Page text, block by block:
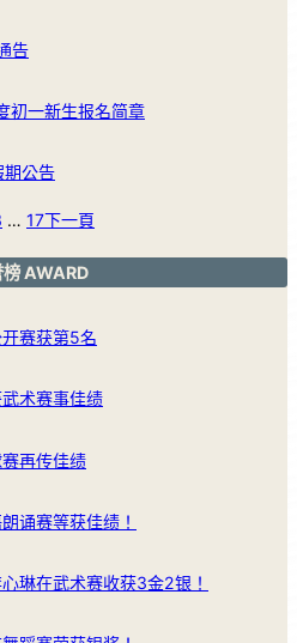
告
初一新生报名简章
公告
… 17下一頁
榜 AWARD
赛获第5名
术赛事佳绩
再传佳绩
诵赛等获佳绩！
琳在武术赛收获3金2银！